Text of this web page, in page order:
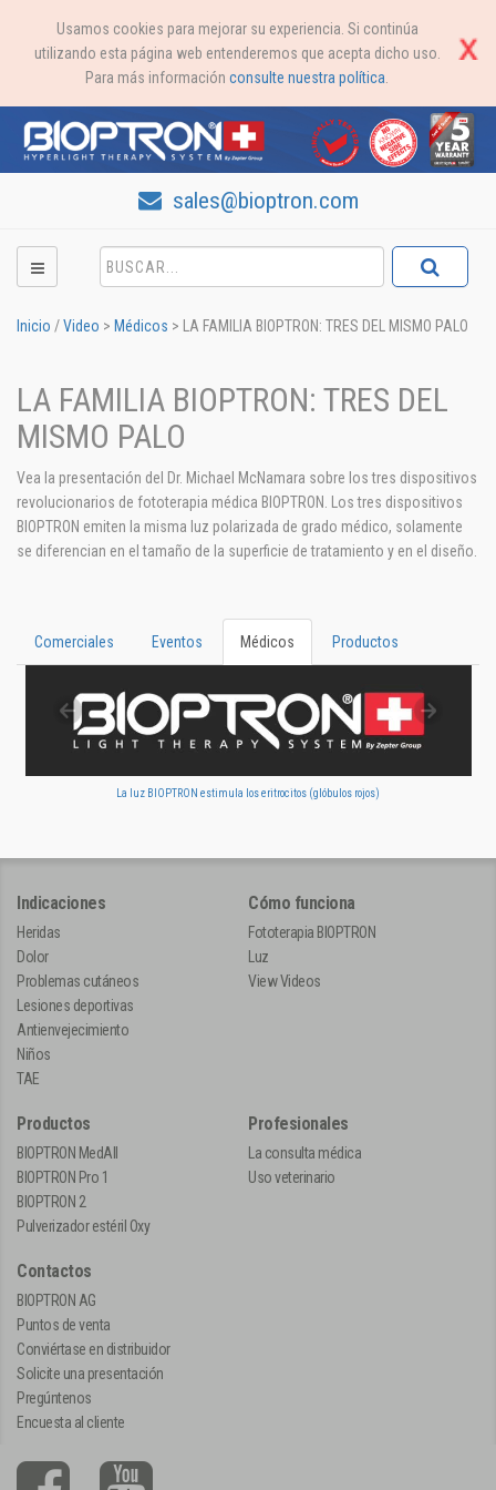
Usamos cookies para mejorar su experiencia. Si continúa
utilizando esta página web entenderemos que acepta dicho uso.
Para más información consulte nuestra política
sales@bioptron.com
Inicio /Video > Médicos > LA FAMILIA BIOPTRON: TRES DEL MISMO PALO
LA FAMILIA BIOPTRON: TRES DEL
MISMO PALO
Vea la presentación del Dr. Michael McNamara sobre los tres dispositivos
revolucionarios de fototerapia médica BIOPTRON. Los tres dispositivos
BIOPTRON emiten la misma luz polarizada de grado médico, solamente
se diferencian en el tamaño de la superficie de tratamiento y en el diseño.
Comerciales Eventos Médicos Productos
La luz BIOPTRON estimula los eritrocitos (glóbulos rojos)
Indicaciones
Heridas
Dolor
Problemas cutáneos
Lesiones deportivas
Antienvejecimiento
Niños
TAE
Cómo funciona
Fototerapia BIOPTRON
Luz
View Videos
Productos
BIOPTRON MedAll
BIOPTRON Pro 1
BIOPTRON 2
Pulverizador estéril Oxy
Profesionales
La consulta médica
Uso veterinario
Contactos
BIOPTRON AG
Puntos de venta
Conviértase en distribuidor
Solicite una presentación
Pregúntenos
Encuesta al cliente